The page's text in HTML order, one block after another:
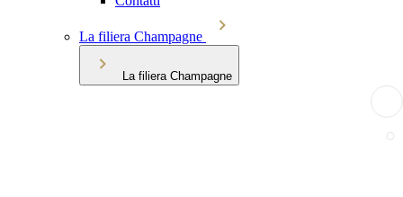
La filiera Champagne
La filiera Champagne